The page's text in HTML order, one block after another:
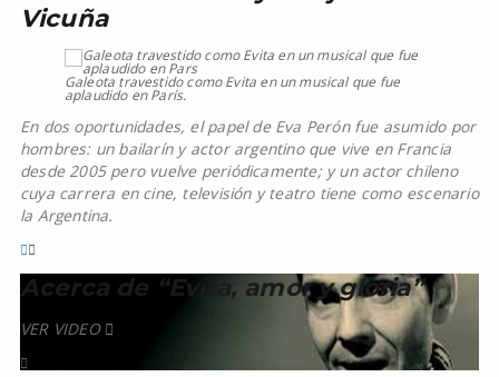
Vicuña
Galeota travestido como Evita en un musical que fue
aplaudido en París.
En dos oportunidades, el papel de Eva Perón fue asumido por
hombres: un bailarín y actor argentino que vive en Francia
desde 2005 pero vuelve periódicamente; y un actor chileno
cuya carrera en cine, televisión y teatro tiene como escenario
la Argentina.
Acerca de “Evita, amor y gloria”
VER VIDEO